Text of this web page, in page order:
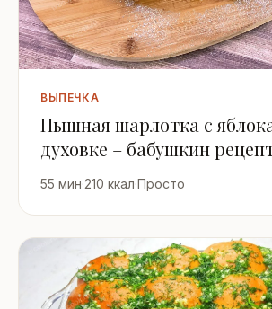
ВЫПЕЧКА
Пышная шарлотка с
духовке – бабушкин
55 мин·210 ккал·Просто